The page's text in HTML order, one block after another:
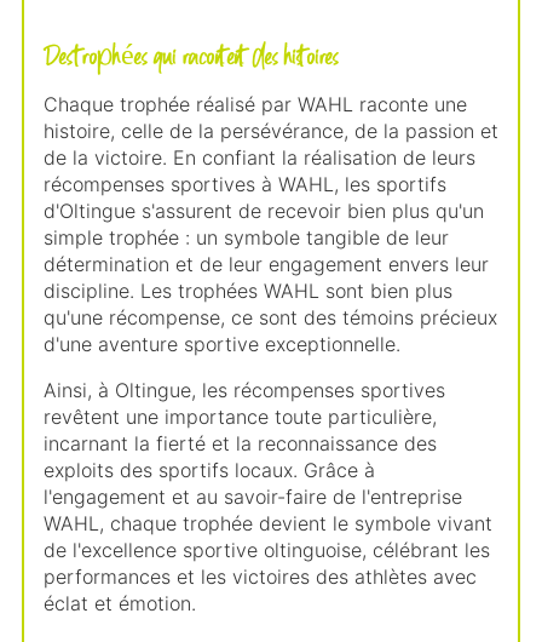
Des trophées qui racontent des histoires
Chaque trophée réalisé par WAHL raconte une
histoire, celle de la persévérance, de la passion et
de la victoire. En confiant la réalisation de leurs
récompenses sportives à WAHL, les sportifs
d'Oltingue s'assurent de recevoir bien plus qu'un
simple trophée : un symbole tangible de leur
détermination et de leur engagement envers leur
discipline. Les trophées WAHL sont bien plus
qu'une récompense, ce sont des témoins précieux
d'une aventure sportive exceptionnelle.
Ainsi, à Oltingue, les récompenses sportives
revêtent une importance toute particulière,
incarnant la fierté et la reconnaissance des
exploits des sportifs locaux. Grâce à
l'engagement et au savoir-faire de l'entreprise
WAHL, chaque trophée devient le symbole vivant
de l'excellence sportive oltinguoise, célébrant les
performances et les victoires des athlètes avec
éclat et émotion.